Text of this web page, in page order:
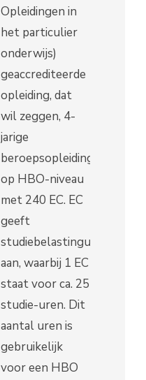
Opleidingen in
het particulier
onderwijs)
geaccrediteerde
opleiding, dat
wil zeggen, 4-
jarige
beroepsopleiding
op HBO-niveau
met 240 EC. EC
geeft
studiebelastinguren
aan, waarbij 1 EC
staat voor ca. 25
studie-uren. Dit
aantal uren is
gebruikelijk
voor een HBO